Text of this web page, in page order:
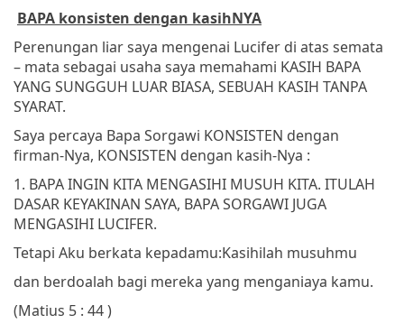
BAPA konsisten dengan kasihNYA
Perenungan liar saya mengenai Lucifer di atas semata
– mata sebagai usaha saya memahami KASIH BAPA
YANG SUNGGUH LUAR BIASA, SEBUAH KASIH TANPA
SYARAT.
Saya percaya Bapa Sorgawi KONSISTEN dengan
firman-Nya, KONSISTEN dengan kasih-Nya :
1. BAPA INGIN KITA MENGASIHI MUSUH KITA. ITULAH
DASAR KEYAKINAN SAYA, BAPA SORGAWI JUGA
MENGASIHI LUCIFER.
Tetapi Aku berkata kepadamu:Kasihilah musuhmu
dan berdoalah bagi mereka yang menganiaya kamu.
(Matius 5 : 44 )